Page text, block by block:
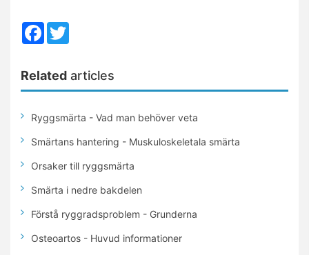
Facebook
Related articles
Ryggsmärta - Vad man behöver veta
Smärtans hantering - Muskuloskeletala smärta
Orsaker till ryggsmärta
Smärta i nedre bakdelen
Förstå ryggradsproblem - Grunderna
Osteoartos - Huvud informationer